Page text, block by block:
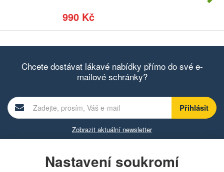
Nastavení soukromí
990 Kč
Chcete dostávat lákavé nabídky přímo do své e-
mailové schránky?
Zobrazit aktuální newsletter